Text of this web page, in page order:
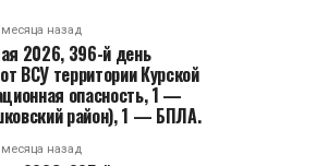
месяца назад
2026, 396-й день
ВСУ территории Курской
опасность, 1 —
район), 1 — БПЛА.
месяца назад